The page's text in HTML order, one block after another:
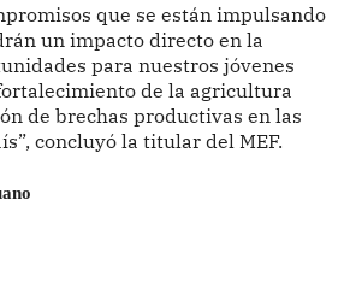
que se están impulsando
un impacto directo en la
para nuestros jóvenes
de la agricultura
de brechas productivas en las
concluyó la titular del MEF.